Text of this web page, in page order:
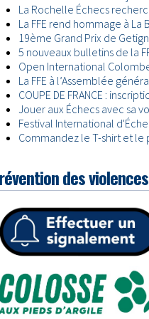
des violences